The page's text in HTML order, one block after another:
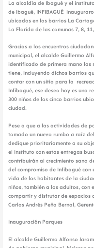
La alcaldía de Ibagué y el
de Ibagué, INFIBAGUÉ
ubicados en los barrios La
La Florida de las comunas 7, 8,
Gracias a los encuentros
municipal, el alcalde Guillermo
identificado de primera mano las
tiene, incluyendo dichos barrios
contar con un sitio para la
Infibagué, ese deseo hoy es una
300 niños de los cinco barrios
ciudad.
Pese a que a las actividades de
tomado un nuevo rumbo a raíz
dedique prioritariamente a su
el Instituto con estas entregas
contribuirán al crecimiento sano
del compromiso de Infibagué
vida de los habitantes de la
niños, también a los adultos, con
compartir y disfrutar de espacios
Carlos Andrés Peña Bernal,
El alcalde Guillermo Alfonso